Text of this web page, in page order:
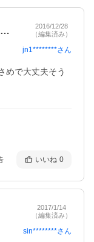
思ったより大きめでした。ひとサイズ小さ…
2016/12/28
（編集済み）
jn1********さん
めで大丈夫そう
いいね 0
2017/1/14
（編集済み）
sin********さん